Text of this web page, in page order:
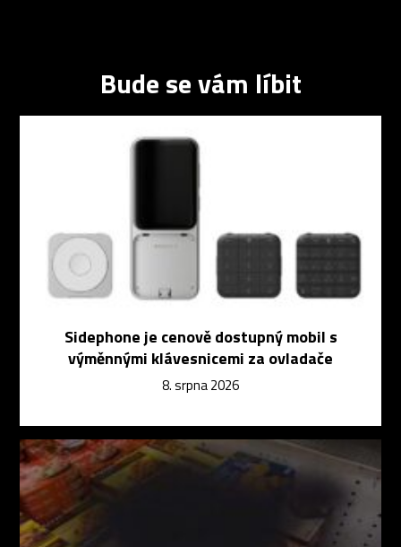
Bude se vám líbit
Sidephone je cenově dostupný mobil s
výměnnými klávesnicemi za ovladače
8. srpna 2026